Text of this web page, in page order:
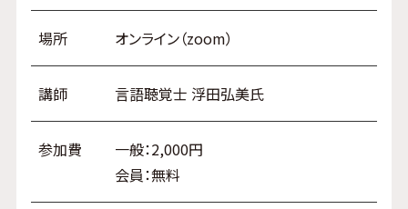
場所 オンライン（zoom）
講師 言語聴覚士 浮田弘美氏
参加費
一般：2,000円
会員：無料